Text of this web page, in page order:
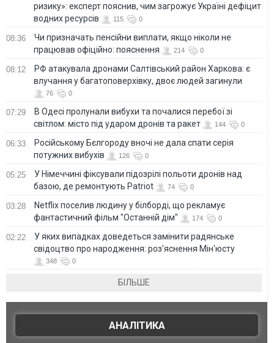
ризику»: експерт пояснив, чим загрожує Україні дефіцит
водних ресурсів
115 0
08:36
Чи призначать пенсійни виплати, якщо ніколи не
працював офіційно: пояснення
214 0
08:12
РФ атакувала дронами Салтівський район Харкова: є
влучання у багатоповерхівку, двоє людей загинули
76 0
07:29
В Одесі пролунали вибухи та почалися перебої зі
світлом: місто під ударом дронів та ракет
144 0
06:33
Російському Бєлгороду вночі не дала спати серія
потужних вибухів
126 0
05:25
У Німеччині фіксували підозрілі польоти дронів над
базою, де ремонтують Patriot
74 0
03:28
Netflix поселив людину у білборді, що рекламує
фантастичний фільм "Останній дім"
174 0
02:22
У яких випадках доведеться замінити радянське
свідоцтво про народження: роз'яснення Мін'юсту
348 0
БІЛЬШЕ
АНАЛІТИКА